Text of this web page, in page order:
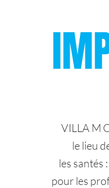
VILLA M
le lieu
les santés
pour les